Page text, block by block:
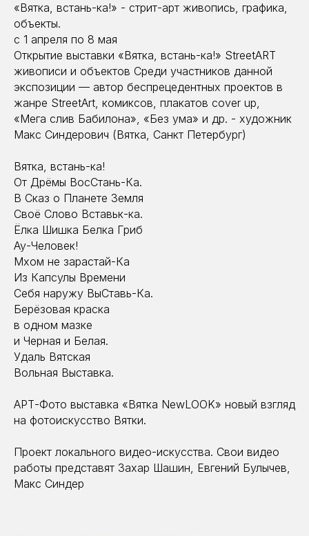
«Вятка, встань-ка!» - стрит-арт живопись, графика,
объекты.
с 1 апреля по 8 мая
Открытие выставки «Вятка, встань-ка!» StreetART
живописи и объектов Среди участников данной
экспозиции — автор беспрецедентных проектов в
жанре StreetArt, комиксов, плакатов сover up,
«Мега слив Бабилона», «Без ума» и др. - художник
Макс Синдерович (Вятка, Санкт Петербург)
Вятка, встань-ка!
От Дрёмы ВосСтань-Ка.
В Сказ о Планете Земля
Своё Слово Вставьк-ка.
Ёлка Шишка Белка Гриб
Ау-Человек!
Мхом не зарастай-Ка
Из Капсулы Времени
Себя наружу ВыСтавь-Ка.
Берёзовая краска
в одном мазке
и Черная и Белая.
Удаль Вятская
Вольная Выставка.
АРТ-Фото выставка «Вятка NewLOOK» новый взгляд
на фотоискусство Вятки.
Проект локального видео-искусства. Свои видео
работы представят Захар Шашин, Евгений Булычев,
Макс Синдер